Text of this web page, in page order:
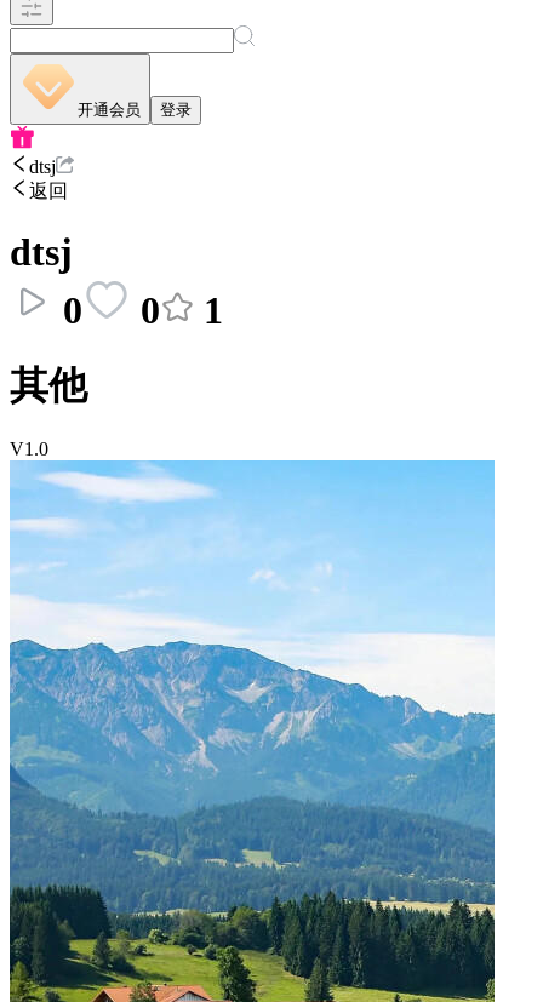
开通会员 登录
dtsj
返回
dtsj
0
0
1
其他
V1.0